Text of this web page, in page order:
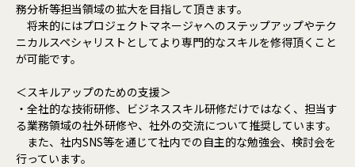
務分析等担当領域の拡大を目指して頂きます。
将来的にはプロジェクトマネージャへのステップアップやテク
ニカルスペシャリストとしてより専門的なスキルを修得頂くこと
が可能です。
＜スキルアップのための支援＞
・全社的な技術研修、ビジネススキル研修だけではなく、担当す
る業務領域の社外研修や、社外の交流について推奨しています。
また、社内SNS等を通じて社内での自主的な勉強会、検討会を
行っています。